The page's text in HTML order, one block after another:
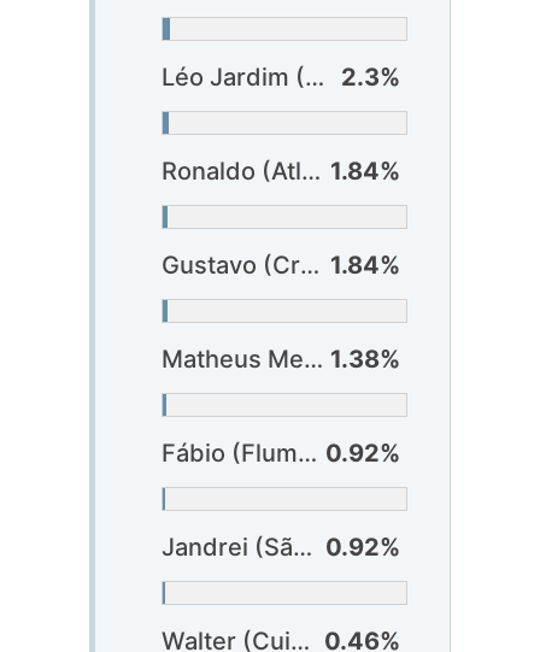
Léo Jardim (Vasco) 2.3%
Ronaldo (Atlético-GO) 1.84%
Gustavo (Criciúma) 1.84%
Matheus Mendes (Atlético-MG) 1.38%
Fábio (Fluminense) 0.92%
Jandrei (São Paulo) 0.92%
Walter (Cuiabá) 0.46%